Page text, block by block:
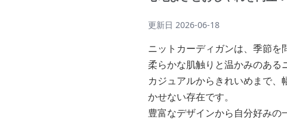
更新日 2026-06-18
ニットカーディガンは、季節を
柔らかな肌触りと温かみのある
カジュアルからきれいめまで
かせない存在です。
豊富なデザインから自分好みの